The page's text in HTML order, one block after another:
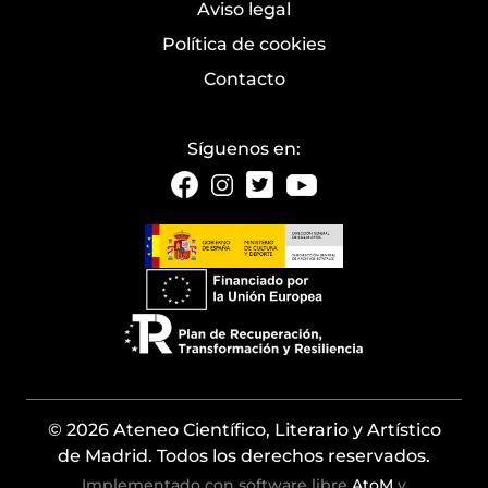
Aviso legal
Política de cookies
Contacto
Síguenos en:
© 2026 Ateneo Científico, Literario y Artístico
de Madrid. Todos los derechos reservados.